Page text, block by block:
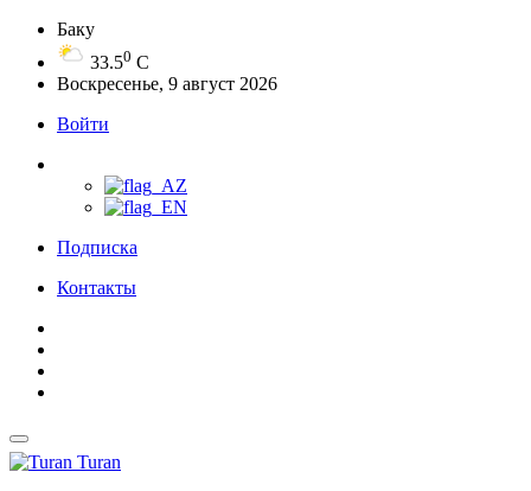
Баку
33.50 C
Воскресенье, 9 август 2026
Войти
Подписка
Контакты
Turan